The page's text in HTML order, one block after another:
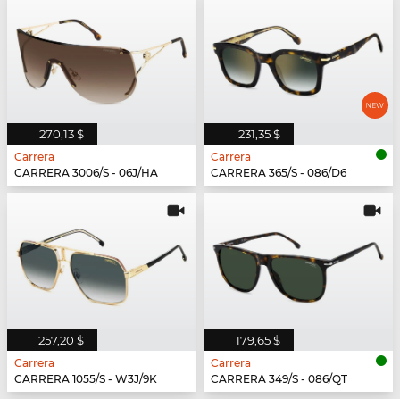
270,13 $
Carrera
CARRERA 3006/S - 06J/HA
231,35 $
Carrera
CARRERA 365/S - 086/D6
257,20 $
Carrera
CARRERA 1055/S - W3J/9K
179,65 $
Carrera
CARRERA 349/S - 086/QT